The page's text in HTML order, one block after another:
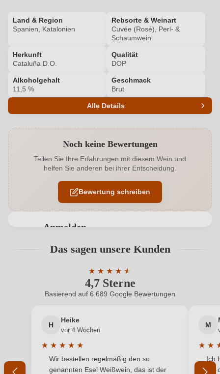
Land & Region
Spanien, Katalonien
Rebsorte & Weinart
Cuvée (Rosé), Perl- &
Schaumwein
Herkunft
Cataluña D.O.
Qualität
DOP
Alkoholgehalt
11,5 %
Geschmack
Brut
Alle Details
Alkoholgehalt in % 11,5 %
Allergene Enthält Sulfite
Ausbau Flaschengärung
Jahrgang 2023
Noch keine Bewertungen
Teilen Sie Ihre Erfahrungen mit diesem Wein und
helfen Sie anderen bei ihrer Entscheidung.
Bewertung schreiben
Anmelden
Benutzern abgegeben werden. Bitte loggen Sie sich
Neuer Kunde? Neuer Kunde?
Ihre E-Mail-Adresse
Ihr Passwort
Das sagen unsere Kunden
4,7 Sterne
★ ★ ★ ★ ★
★
Durchschnittliche Bewertung von 4.7
Basierend auf 6.689 Google Bewertungen
H
Heike
vor 4 Wochen
★ ★ ★ ★ ★
Durchschnittliche Bewertung von 5 von 5 Sternen
Wir bestellen regelmäßig den so
genannten Esel Weißwein, das ist der
M
★ ★
Ich
mit